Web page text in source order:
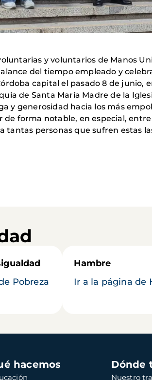
y voluntarios de Manos
del tiempo empleado y
capital el pasado 8 de junio,
de Santa María Madre de la
generosidad hacia los más
forma notable, en especial,
tantas personas que sufren estas
Pobreza
Hambre
Ir a la página de
hacemos Dónde
Nuestro